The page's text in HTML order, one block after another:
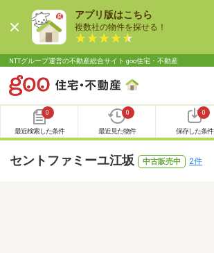
アプリ版はこちら
複数社の物件を探せる！
NTTグループ運営の不動産総合サイト goo住宅・不動産
0
最近検索した条件
0
最近見た物件
0
保存した条件
セントファミーユ江坂 中古販売中 2件